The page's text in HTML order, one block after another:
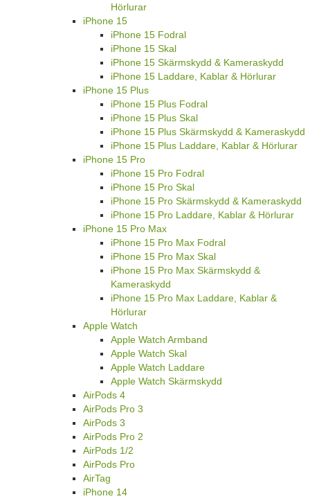
Hörlurar
iPhone 15
iPhone 15 Fodral
iPhone 15 Skal
iPhone 15 Skärmskydd & Kameraskydd
iPhone 15 Laddare, Kablar & Hörlurar
iPhone 15 Plus
iPhone 15 Plus Fodral
iPhone 15 Plus Skal
iPhone 15 Plus Skärmskydd & Kameraskydd
iPhone 15 Plus Laddare, Kablar & Hörlurar
iPhone 15 Pro
iPhone 15 Pro Fodral
iPhone 15 Pro Skal
iPhone 15 Pro Skärmskydd & Kameraskydd
iPhone 15 Pro Laddare, Kablar & Hörlurar
iPhone 15 Pro Max
iPhone 15 Pro Max Fodral
iPhone 15 Pro Max Skal
iPhone 15 Pro Max Skärmskydd &
Kameraskydd
iPhone 15 Pro Max Laddare, Kablar &
Hörlurar
Apple Watch
Apple Watch Armband
Apple Watch Skal
Apple Watch Laddare
Apple Watch Skärmskydd
AirPods 4
AirPods Pro 3
AirPods 3
AirPods Pro 2
AirPods 1/2
AirPods Pro
AirTag
iPhone 14